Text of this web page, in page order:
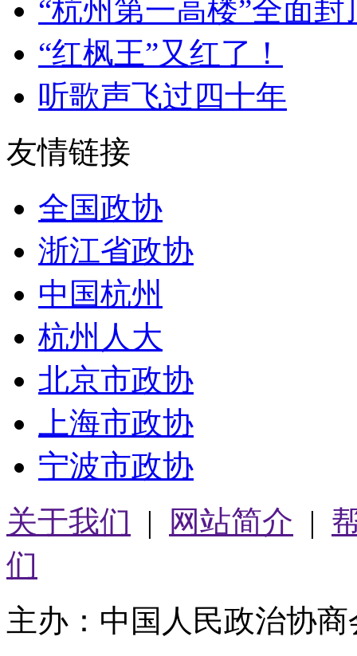
“杭州第一高楼”全面封
“红枫王”又红了！
听歌声飞过四十年
友情链接
全国政协
浙江省政协
中国杭州
杭州人大
北京市政协
上海市政协
宁波市政协
关于我们 | 网站简介 |
们
主办：中国人民政治协